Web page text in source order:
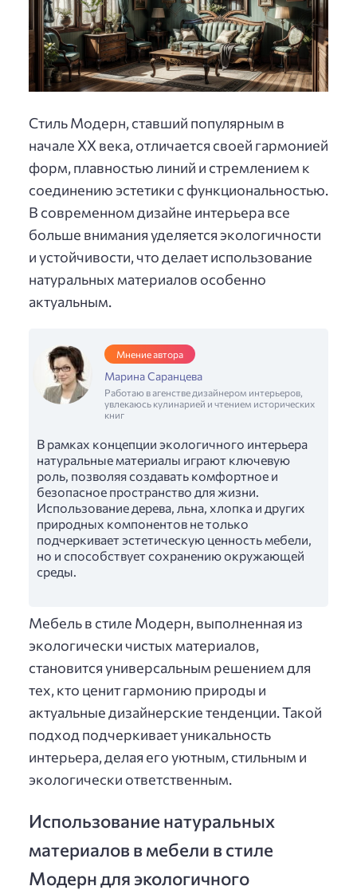
Стиль Модерн, ставший популярным в
начале XX века, отличается своей гармонией
форм, плавностью линий и стремлением к
соединению эстетики с функциональностью.
В современном дизайне интерьера все
больше внимания уделяется экологичности
и устойчивости, что делает использование
натуральных материалов особенно
актуальным.
Мнение автора
Марина Саранцева
Работаю в агенстве дизайнером интерьеров,
увлекаюсь кулинарией и чтением исторических
книг
В рамках концепции экологичного интерьера
натуральные материалы играют ключевую
роль, позволяя создавать комфортное и
безопасное пространство для жизни.
Использование дерева, льна, хлопка и других
природных компонентов не только
подчеркивает эстетическую ценность мебели,
но и способствует сохранению окружающей
среды.
Мебель в стиле Модерн, выполненная из
экологически чистых материалов,
становится универсальным решением для
тех, кто ценит гармонию природы и
актуальные дизайнерские тенденции. Такой
подход подчеркивает уникальность
интерьера, делая его уютным, стильным и
экологически ответственным.
Использование натуральных
материалов в мебели в стиле
Модерн для экологичного